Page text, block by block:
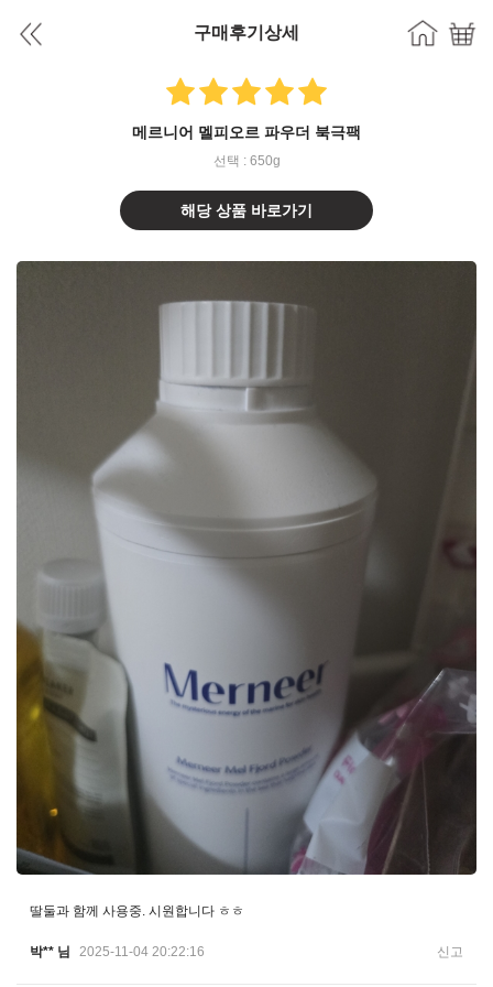
구매후기상세
메르니어 멜피오르 파우더 북극팩
선택 : 650g
해당 상품 바로가기
딸둘과 함께 사용중. 시원합니다 ㅎㅎ
박** 님 2025-11-04 20:22:16 신고